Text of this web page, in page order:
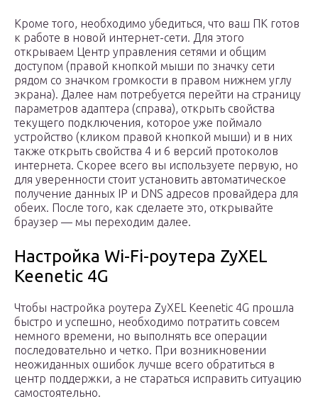
Кроме того, необходимо убедиться, что ваш ПК готов
к работе в новой интернет-сети. Для этого
открываем Центр управления сетями и общим
доступом (правой кнопкой мыши по значку сети
рядом со значком громкости в правом нижнем углу
экрана). Далее нам потребуется перейти на страницу
параметров адаптера (справа), открыть свойства
текущего подключения, которое уже поймало
устройство (кликом правой кнопкой мыши) и в них
также открыть свойства 4 и 6 версий протоколов
интернета. Скорее всего вы используете первую, но
для уверенности стоит установить автоматическое
получение данных IP и DNS адресов провайдера для
обеих. После того, как сделаете это, открывайте
браузер — мы переходим далее.
Настройка Wi-Fi-роутера ZyXEL
Keenetic 4G
Чтобы настройка роутера ZyXEL Keenetic 4G прошла
быстро и успешно, необходимо потратить совсем
немного времени, но выполнять все операции
последовательно и четко. При возникновении
неожиданных ошибок лучше всего обратиться в
центр поддержки, а не стараться исправить ситуацию
самостоятельно.